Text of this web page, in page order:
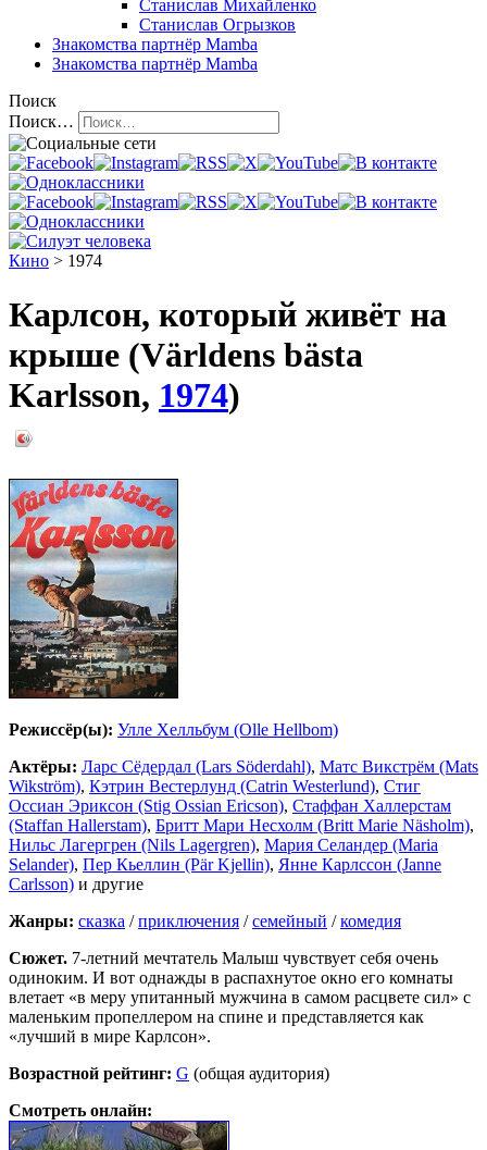
Станислав Михайленко
Станислав Огрызков
Знакомства партнёр Mamba
Знакомства партнёр Mamba
Поиск
Поиск…
Кино > 1974
Карлсон, который живёт на
крыше (Världens bästa
Karlsson, 1974)
Режиссёр(ы): Улле Хелльбум (Olle Hellbom)
Актёры: Ларс Сёдердал (Lars Söderdahl), Матс Викстрём (Mats
Wikström), Кэтрин Вестерлунд (Catrin Westerlund), Стиг
Оссиан Эриксон (Stig Ossian Ericson), Стаффан Халлерстам
(Staffan Hallerstam), Бритт Мари Несхолм (Britt Marie Näsholm),
Нильс Лагергрен (Nils Lagergren), Мария Селандер (Maria
Selander), Пер Кьеллин (Pär Kjellin), Янне Карлссон (Janne
Carlsson) и другие
Жанры: сказка /приключения /семейный /комедия
Сюжет. 7-летний мечтатель Малыш чувствует себя очень
одиноким. И вот однажды в распахнутое окно его комнаты
влетает «в меру упитанный мужчина в самом расцвете сил» с
маленьким пропеллером на спине и представляется как
«лучший в мире Карлсон».
Возрастной рейтинг: G (общая аудитория)
Смотреть онлайн: